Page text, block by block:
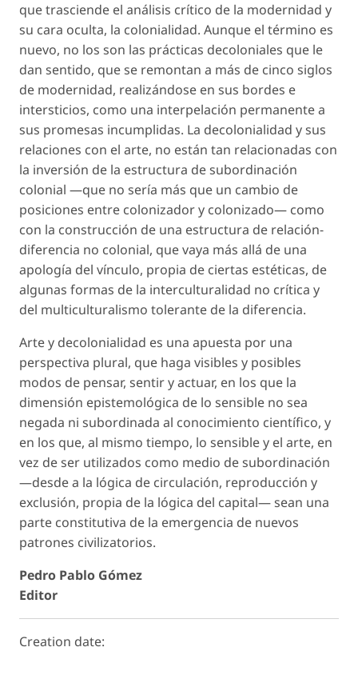
que trasciende el análisis crítico de la modernidad y
su cara oculta, la colonialidad. Aunque el término es
nuevo, no los son las prácticas decoloniales que le
dan sentido, que se remontan a más de cinco siglos
de modernidad, realizándose en sus bordes e
intersticios, como una interpelación permanente a
sus promesas incumplidas. La decolonialidad y sus
relaciones con el arte, no están tan relacionadas con
la inversión de la estructura de subordinación
colonial —que no sería más que un cambio de
posiciones entre colonizador y colonizado— como
con la construcción de una estructura de relación-
diferencia no colonial, que vaya más allá de una
apología del vínculo, propia de ciertas estéticas, de
algunas formas de la interculturalidad no crítica y
del multiculturalismo tolerante de la diferencia.
Arte y decolonialidad es una apuesta por una
perspectiva plural, que haga visibles y posibles
modos de pensar, sentir y actuar, en los que la
dimensión epistemológica de lo sensible no sea
negada ni subordinada al conocimiento científico, y
en los que, al mismo tiempo, lo sensible y el arte, en
vez de ser utilizados como medio de subordinación
—desde a la lógica de circulación, reproducción y
exclusión, propia de la lógica del capital— sean una
parte constitutiva de la emergencia de nuevos
patrones civilizatorios.
Pedro Pablo Gómez
Editor
Creation date: